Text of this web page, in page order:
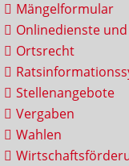
Mängelformular
Onlinedienste
Ortsrecht
Stellenangebote
Vergaben
Wahlen